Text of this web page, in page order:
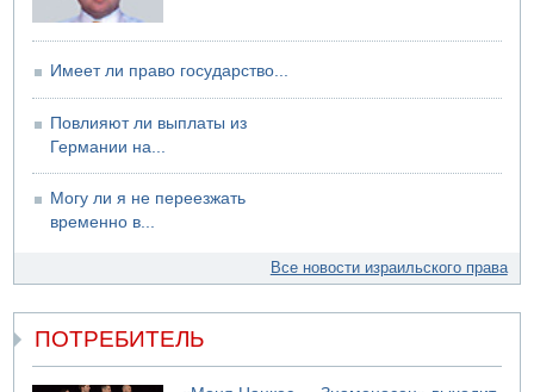
Обнародовано имя полицейского, подозреваемого в
07.08.2026 17:51
07.08.2026 17:48
В Иерусалиме водитель врезался в забор и серьезно
Имеет ли право государство...
Повлияют ли выплаты из
Германии на...
Могу ли я не переезжать
временно в...
Все новости израильского права
ПОТРЕБИТЕЛЬ